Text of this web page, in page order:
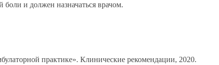
боли и должен назначаться врачом.
практике». Клинические рекомендации, 2020.